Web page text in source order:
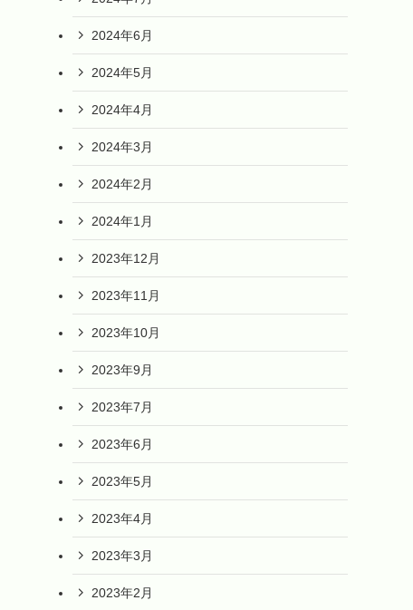
2024年6月
2024年5月
2024年4月
2024年3月
2024年2月
2024年1月
2023年12月
2023年11月
2023年10月
2023年9月
2023年7月
2023年6月
2023年5月
2023年4月
2023年3月
2023年2月